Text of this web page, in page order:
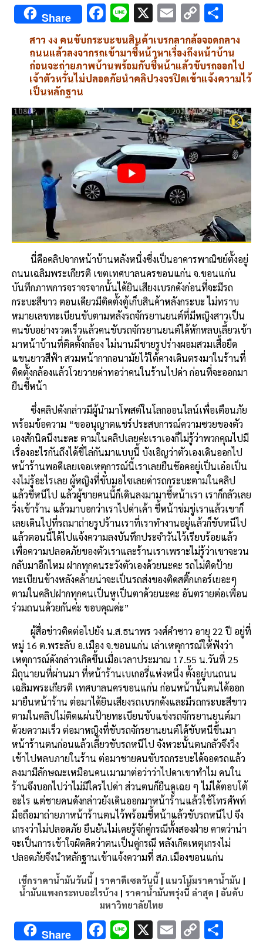
Share F
ac
e
b
o
o
k
Li
n
e
X E
m
ai
l
C
o
py
Li
n
k
h
ar
e
สาว งง คนขับกระบะขนสินค้าเบรกลากล้อจอดกลาง
ถนนแล้วลงจากรถเข้ามาชี้หน้าหาเรื่องถึงหน้าบ้าน
ก่อนจะถ่ายภาพบ้านพร้อมกับชี้หน้าแล้วขับรถออกไป
เจ้าตัวหวั่นไม่ปลอดภัยนำคลิปวงจรปิดเข้าแจ้งความไว้
เป็นหลักฐาน
นี่คือคลิปจากหน้าบ้านหลังหนึ่งซึ่งเป็นอาคารพาณิชย์ตั้งอยู่
ถนนเฉลิมพระเกียรติ เขตเทศบาลนครขอนแก่น จ.ขอนแก่น
บันทึกภาพการจราจรจากนั้นได้ยินเสียงเบรกดังก่อนที่จะมีรถ
กระบะสีขาว ตอนเดียวมีติดตั้งตู้เก็บสินค้าหลังกระบะ ไม่ทราบ
หมายเลขทะเบียนขับตามหลังรถจักรยานยนต์ที่มีหญิงสาวเป็น
คนขับอย่างรวดเร็วแล้วคนขับรถจักรยานยนต์ได้หักหลบเลี้ยวเข้า
มาหน้าบ้านที่ติดตั้งกล้อง ไม่นานมีชายรูปร่างผอมสวมเสื้อยืด
แขนยาวสีฟ้า สวมหน้ากากอนามัยไว้ใต้คางเดินตรงมาในร้านที่
ติดตั้งกล้องแล้วโวยวายด่าทอว่าคนในร้านไปด่า ก่อนที่จะออกมา
ยืนชี้หน้า
ซึ่งคลิปดังกล่าวมีผู้นำมาโพสต์ในโลกออนไลน์เพื่อเตือนภัย
พร้อมข้อความ “ขออนุญาตแชร์ประสบการณ์ความซวยของตัว
เองสักนิดนึงนะคะ ตามในคลิปเลยค่ะเราเองก็ไม่รู้ว่าพวกคุณไปมี
เรื่องอะไรกันถึงได้ขี่ไล่กันมาแบบนี้ บังเอิญว่าตัวเองเดินออกไป
หน้าร้านพอดีเลยเจอเหตุการณ์นี้เราเลยยืนช๊อคอยู่เป็นเอ๋อเป็น
งงไม่รู้อะไรเลย ผู้หญิงที่ขับมอไซเลยด่ารถกระบะตามในคลิป
แล้วขี่หนีไป แล้วผู้ชายคนนี้ก็เดินลงมามาชี้หน้าเรา เราก็กลัวเลย
วิ่งเข้าร้าน แล้วมาบอกว่าเราไปด่าเค้า ชี้หน้าข่มขู่เราแล้วเขาก็
เลยเดินไปที่รถมาถ่ายรูปร้านเราที่เราทำงานอยู่แล้วก็ขับหนีไป
แล้วตอนนี้ได้ไปแจ้งความลงบันทึกประจำวันไว้เรียบร้อยแล้ว
เพื่อความปลอดภัยของตัวเราและร้านเราเพราะไม่รู้ว่าเขาจะวน
กลับมาอีกไหม ฝากทุกคนระวังตัวเองด้วยนะคะ รถไม่ติดป้าย
ทะเบียนข้างหลังคล้ายน่าจะเป็นรถส่งของติดสติ๊กเกอร์เยอะๆ
ตามในคลิปฝากทุกคนเป็นหูเป็นตาด้วยนะคะ อันตรายต่อเพื่อน
ร่วมถนนด้วยกันค่ะ ขอบคุณค่ะ”
ผู้สื่อข่าวติดต่อไปยัง น.ส.ธนาพร วงศ์คำซาว อายุ 22 ปี อยู่ที่
หมู่ 16 ต.พระลับ อ.เมือง จ.ขอนแก่น เล่าเหตุการณ์ให้ฟังว่า
เหตุการณ์ดังกล่าวเกิดขึ้นเมื่อเวลาประมาณ 17.55 น.วันที่ 25
มิถุนายนที่ผ่านมา ที่หน้าร้านเบเกอรี่แห่งหนึ่ง ตั้งอยู่บนถนน
เฉลิมพระเกียรติ เทศบาลนครขอนแก่น ก่อนหน้านั้นตนได้ออก
มายืนหน้าร้าน ต่อมาได้ยินเสียงรถเบรกดังและมีรถกระบะสีขาว
ตามในคลิปไม่ติดแผ่นป้ายทะเบียนขับแข่งรถจักรยานยนต์มา
ด้วยความเร็ว ต่อมาหญิงที่ขับรถจักรยานยนต์ได้ขับหนีขึ้นมา
หน้าร้านตนก่อนแล้วเลี้ยวขับรถหนีไป จังหวะนั้นตนกลัวจึงวิ่ง
เข้าไปหลบภายในร้าน ต่อมาชายคนขับรถกระบะได้จอดรถแล้ว
ลงมามีลักษณะเหมือนคนเมามาต่อว่าว่าไปดาเขาทำไม คนใน
ร้านจึงบอกไปว่าไม่มีใครไปด่า ส่วนตนก็ยืนดูเฉย ๆ ไม่ได้ตอบโต้
อะไร แต่ชายคนดังกล่าวยังเดินออกมาหน้าร้านแล้วใช้โทรศัพท์
มือถือมาถ่ายภาหน้าร้านตนไว้พร้อมชี้หน้าแล้วขับรถหนีไป จึง
เกรงว่าไม่ปลอดภัย ยืนยันไม่เคยรู้จักคู่กรณีทั้งสองฝ่าย คาดว่าน่า
จะเป็นการเข้าใจผิดคิดว่าตนเป็นคู่กรณี หลังเกิดเหตุเกรงไม่
ปลอดภัยจึงนำหลักฐานเข้าแจ้งความที่ สภ.เมืองขอนแก่น
เช็กราคาน้ำมันวันนี้ | ราคาดีเซลวันนี้ | แนวโน้มราคาน้ำมัน |
น้ำมันแพงกระทบอะไรบ้าง | ราคาน้ำมันพรุ่งนี้ ล่าสุด | อันดับ
มหาวิทยาลัยไทย
Share F Li X E C